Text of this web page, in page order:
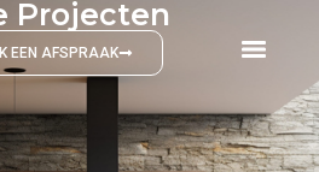
Projecten
EEN AFSPRAAK